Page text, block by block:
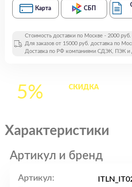
Карта СБП
Стоимость доставки по Москве - 2000 руб.
Для заказов от 15000 руб. доставка по
Доставка по РФ компаниями СДЭК, ПЭК и
5% СКИДКАна все
Характеристики
Артикул и бренд
Артикул: